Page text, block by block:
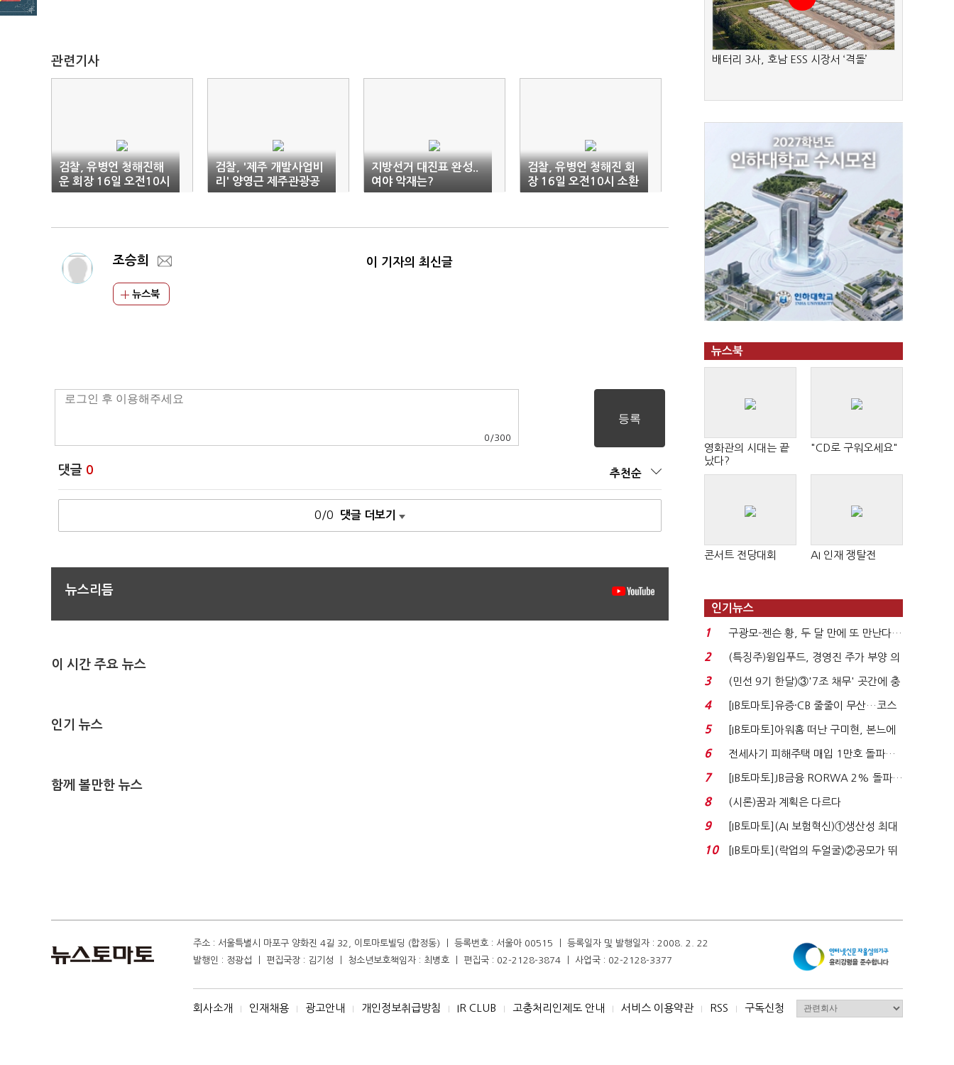
관련기사
검찰, 유병언 청해진해
운 회장 16일 오전10시
소환
검찰, '제주 개발사업비
리' 양영근 제주관광공
사 사장 소환
지방선거 대진표 완성..
여야 악재는?
검찰, 유병언 청해진 회
장 16일 오전10시 소환
(종합)
조승희
뉴스북
이 기자의 최신글
0 /300
댓글 0 추천순
0/0 댓글 더보기
뉴스리듬
이 시간 주요 뉴스
인기 뉴스
함께 볼만한 뉴스
배터리 3사, 호남 ESS 시장서 ‘격돌’
뉴스북
영화관의 시대는 끝
났다?
"CD로 구워오세요"
콘서트 전당대회 AI 인재 쟁탈전
인기뉴스
1
구광모-젠슨 황, 두 달 만에 또 만난다…
로봇·AI 등 논...
2
(특징주)윙입푸드, 경영진 주가 부양 의
지에 상한가...
3
(민선 9기 한달)③'7조 채무' 곳간에 충
격…추미애, 20년...
4
[IB토마토]유증·CB 줄줄이 무산…코스
닥 벌점 급증에 ...
5
[IB토마토]아워홈 떠난 구미현, 본느에
340억 베팅…가...
6
전세사기 피해주택 매입 1만호 돌파…
누적 피해자 4만2...
7
[IB토마토]JB금융 RORWA 2% 돌파…
실적 견인은 은행 ...
8 (시론)꿈과 계획은 다르다
9
[IB토마토](AI 보험혁신)①생산성 최대
80% 개선…현실...
10
[IB토마토](락업의 두얼굴)②공모가 뛰
주소 : 서울특별시 마포구 양화진 4길 32, 이토마토빌딩 (합정동) ㅣ 등록번호 : 서울아 00515 ㅣ 등록일자 및 발행일자 : 2008. 2. 22
발행인 : 정광섭 ㅣ 편집국장 : 김기성 ㅣ 청소년보호책임자 : 최병호 ㅣ 편집국 : 02-2128-3874 ㅣ 사업국 : 02-2128-3377
회사소개 I 인재채용 I 광고안내 I 개인정보취급방침 I IR CLUB I 고충처리인제도 안내 I 서비스 이용약관 I RSS I 구독신청